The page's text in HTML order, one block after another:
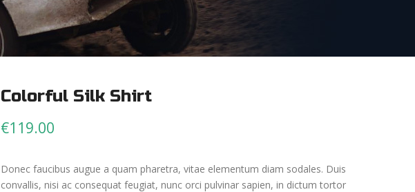
Colorful Silk Shirt
€119.00
Donec faucibus augue a quam pharetra, vitae elementum diam sodales. Duis
convallis, nisi ac consequat feugiat, nunc orci pulvinar sapien, in dictum tortor